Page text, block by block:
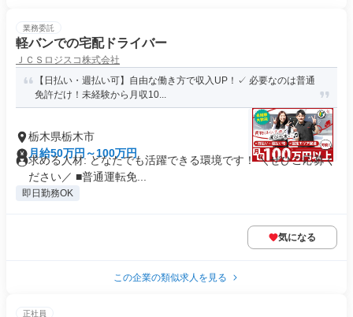
業務委託
軽バンでの宅配ドライバー
ＪＣＳロジスコ株式会社
【日払い・週払い可】自由な働き方で収入UP！✓ 必要なのは普通
免許だけ！未経験から月収10...
栃木県栃木市
月給50万円～100万円
求める人材: どなたでも活躍できる環境です！ ＼ぜひご応募く
ださい／ ■普通運転免...
即日勤務OK
気になる
この企業の類似求人を見る
正社員